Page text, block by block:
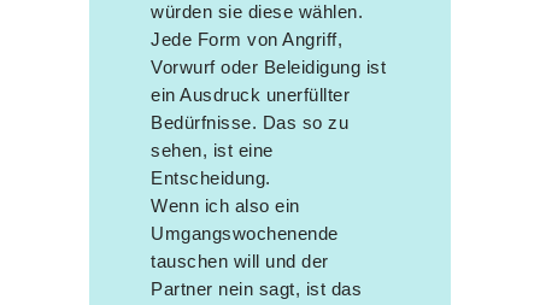
würden sie diese wählen.
Jede Form von Angriff,
Vorwurf oder Beleidigung ist
ein Ausdruck unerfüllter
Bedürfnisse. Das so zu
sehen, ist eine
Entscheidung.
Wenn ich also ein
Umgangswochenende
tauschen will und der
Partner nein sagt, ist das